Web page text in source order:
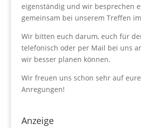
eigenständig und wir besprechen
gemeinsam bei unserem Treffen
Wir bitten euch darum, euch für
telefonisch oder per Mail bei uns
wir besser planen können.
Wir freuen uns schon sehr auf
Anregungen!
Anzeige